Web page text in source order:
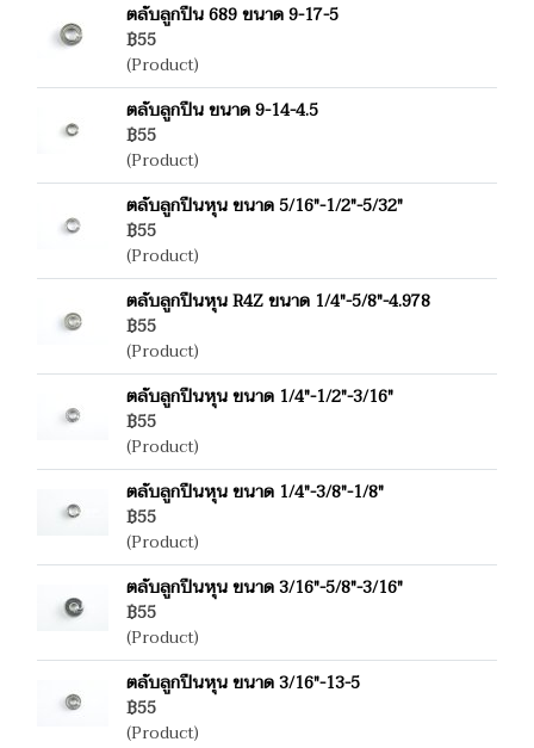
ตลับลูกปืน 689 ขนาด 9-17-5
฿55
(Product)
ตลับลูกปืน ขนาด 9-14-4.5
฿55
(Product)
ตลับลูกปืนหุน ขนาด 5/16"-1/2"-5/32"
฿55
(Product)
ตลับลูกปืนหุน R4Z ขนาด 1/4"-5/8"-4.978
฿55
(Product)
ตลับลูกปืนหุน ขนาด 1/4"-1/2"-3/16"
฿55
(Product)
ตลับลูกปืนหุน ขนาด 1/4"-3/8"-1/8"
฿55
(Product)
ตลับลูกปืนหุน ขนาด 3/16"-5/8"-3/16"
฿55
(Product)
ตลับลูกปืนหุน ขนาด 3/16"-13-5
฿55
(Product)